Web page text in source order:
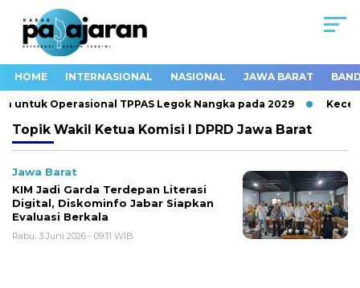
HOME INTERNASIONAL NASIONAL JAWA BARAT
untuk Operasional TPPAS Legok Nangka pada 2029
Topik Wakil Ketua Komisi I DPRD Jawa Barat
Jawa Barat
KIM Jadi Garda Terdepan Literasi
Digital, Diskominfo Jabar Siapkan
Evaluasi Berkala
Rabu, 3 Juni 2026 - 09:11 WIB